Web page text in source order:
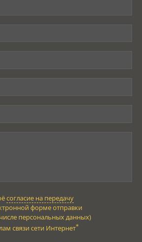
согласие на передачу
форме отправки
персональных данных)
связи сети Интернет*